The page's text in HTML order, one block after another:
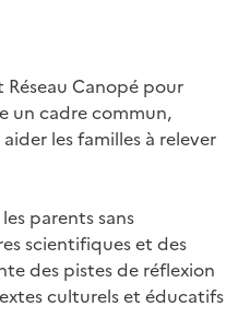
Réseau Canopé pour
un cadre commun,
les familles à relever
parents sans
scientifiques et des
des pistes de réflexion
culturels et éducatifs